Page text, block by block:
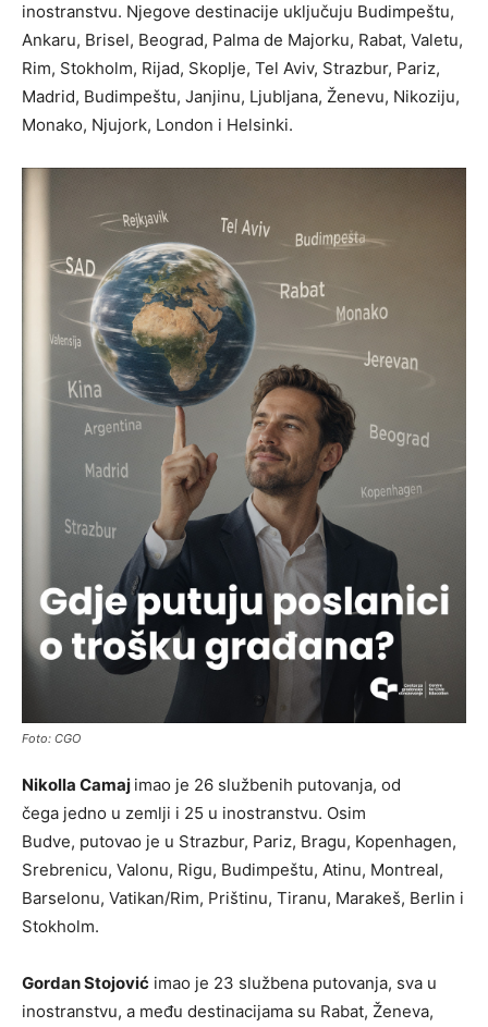
inostranstvu. Njegove destinacije uključuju Budimpeštu,
Ankaru, Brisel, Beograd, Palma de Majorku, Rabat, Valetu,
Rim, Stokholm, Rijad, Skoplje, Tel Aviv, Strazbur, Pariz,
Madrid, Budimpeštu, Janjinu, Ljubljana, Ženevu, Nikoziju,
Monako, Njujork, London i Helsinki.
Foto: CGO
Nikolla Camaj imao je 26 službenih putovanja, od
čega jedno u zemlji i 25 u inostranstvu. Osim
Budve, putovao je u Strazbur, Pariz, Bragu, Kopenhagen,
Srebrenicu, Valonu, Rigu, Budimpeštu, Atinu, Montreal,
Barselonu, Vatikan/Rim, Prištinu, Tiranu, Marakeš, Berlin i
Stokholm.
Gordan Stojović imao je 23 službena putovanja, sva u
inostranstvu, a među destinacijama su Rabat, Ženeva,